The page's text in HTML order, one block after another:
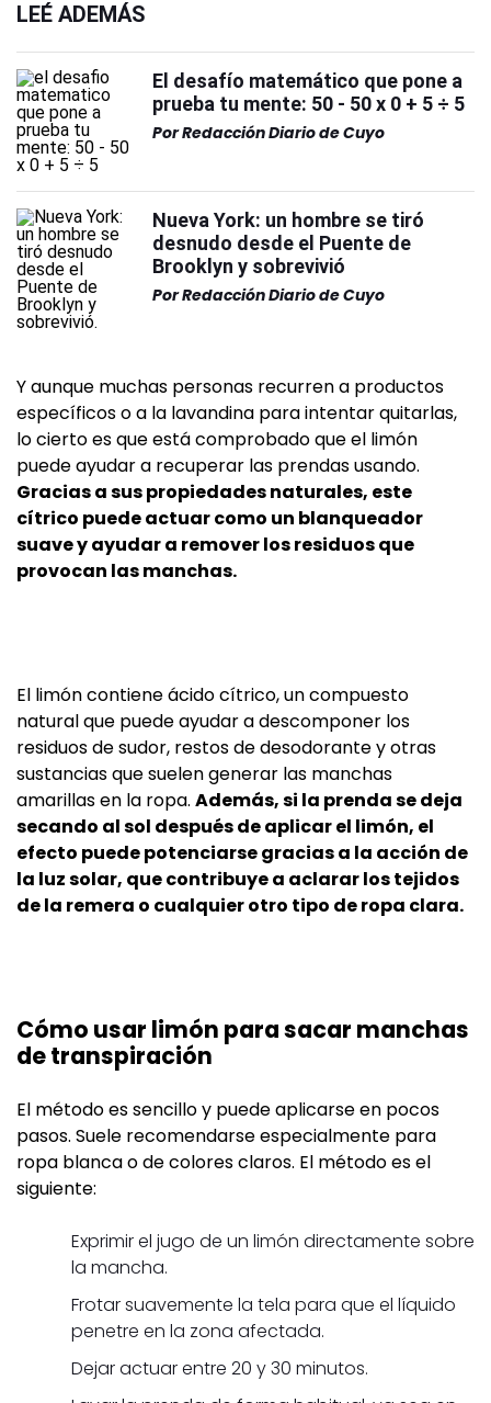
LEÉ ADEMÁS
El desafío matemático que pone a
prueba tu mente: 50 - 50 x 0 + 5 ÷ 5
PorRedacción Diario de Cuyo
Nueva York: un hombre se tiró
desnudo desde el Puente de
Brooklyn y sobrevivió
PorRedacción Diario de Cuyo
Y aunque muchas personas recurren a productos
específicos o a la lavandina para intentar quitarlas,
lo cierto es que está comprobado que el limón
puede ayudar a recuperar las prendas usando.
Gracias a sus propiedades naturales, este
cítrico puede actuar como un blanqueador
suave y ayudar a remover los residuos que
provocan las manchas.
El limón contiene ácido cítrico, un compuesto
natural que puede ayudar a descomponer los
residuos de sudor, restos de desodorante y otras
sustancias que suelen generar las manchas
amarillas en la ropa. Además, si la prenda se deja
secando al sol después de aplicar el limón, el
efecto puede potenciarse gracias a la acción de
la luz solar, que contribuye a aclarar los tejidos
de la remera o cualquier otro tipo de ropa clara.
Cómo usar limón para sacar manchas
de transpiración
El método es sencillo y puede aplicarse en pocos
pasos. Suele recomendarse especialmente para
ropa blanca o de colores claros. El método es el
siguiente:
Exprimir el jugo de un limón directamente sobre
la mancha.
Frotar suavemente la tela para que el líquido
penetre en la zona afectada.
Dejar actuar entre 20 y 30 minutos.